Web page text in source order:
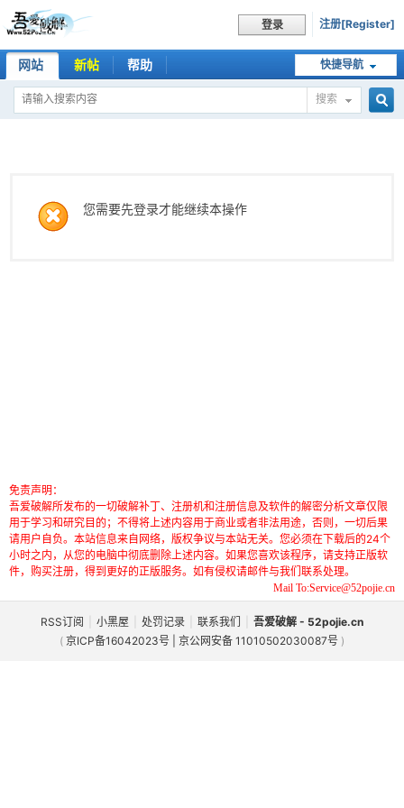
登录 注册[Register]
快捷导航
网站 新帖 帮助
搜索
您需要先登录才能继续本操作
免责声明：
吾爱破解所发布的一切破解补丁、注册机和注册信息及软件的解密分析文章仅限
用于学习和研究目的；不得将上述内容用于商业或者非法用途，否则，一切后果
请用户自负。本站信息来自网络，版权争议与本站无关。您必须在下载后的24个
小时之内，从您的电脑中彻底删除上述内容。如果您喜欢该程序，请支持正版软
件，购买注册，得到更好的正版服务。如有侵权请邮件与我们联系处理。
Mail To:Service@52pojie.cn
RSS订阅 小黑屋 处罚记录 联系我们
吾爱破解 - 52pojie.cn
( 京ICP备16042023号 | 京公网安备 11010502030087号 )